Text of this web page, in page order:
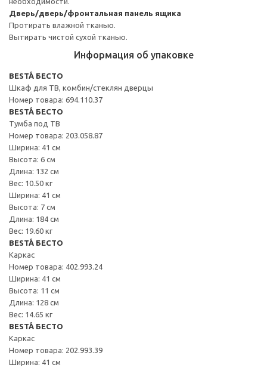
Дверь/дверь/фронтальная панель ящика
Протирать влажной тканью.
Вытирать чистой сухой тканью.
Информация об упаковке
BESTÅ БЕСТО
Шкаф для ТВ, комбин/стеклян дверцы
Номер товара: 694.110.37
BESTÅ БЕСТО
Тумба под ТВ
Номер товара: 203.058.87
Ширина: 41 см
Высота: 6 см
Длина: 132 см
Вес: 10.50 кг
Ширина: 41 см
Высота: 7 см
Длина: 184 см
Вес: 19.60 кг
BESTÅ БЕСТО
Каркас
Номер товара: 402.993.24
Ширина: 41 см
Высота: 11 см
Длина: 128 см
Вес: 14.65 кг
BESTÅ БЕСТО
Каркас
Номер товара: 202.993.39
Ширина: 41 см